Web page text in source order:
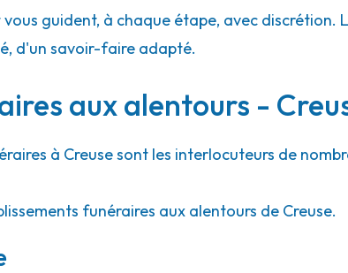
guident, à chaque étape, avec discrétion.
d'un savoir-faire adapté.
aux alentours -
à Creuse sont les interlocuteurs de
funéraires aux alentours de Creuse.